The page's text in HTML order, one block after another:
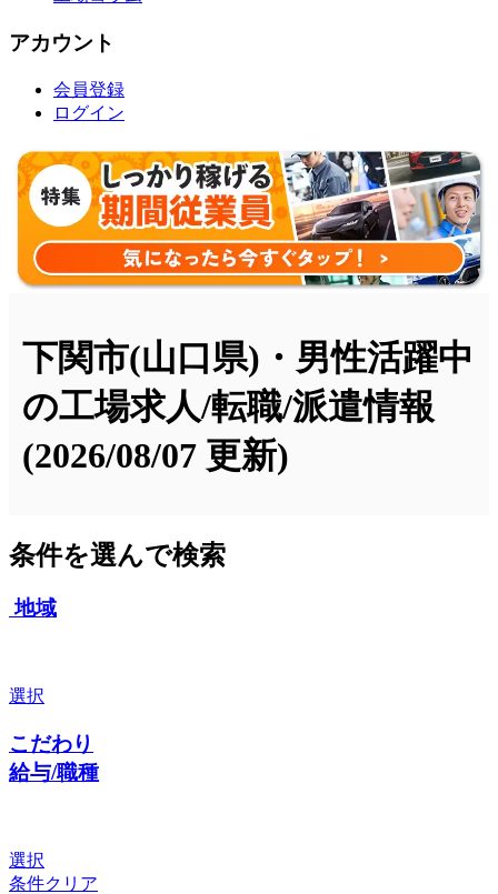
アカウント
会員登録
ログイン
下関市(山口県)・男性活躍中
の工場求人/転職/派遣情報
(2026/08/07 更新)
条件を選んで検索
地域
選択
こだわり
給与/職種
選択
条件クリア